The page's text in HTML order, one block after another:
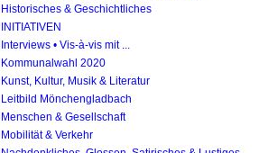
Historisches & Geschichtliches
INITIATIVEN
Interviews • Vis-à-vis mit ...
Kommunalwahl 2020
Kunst, Kultur, Musik & Literatur
Leitbild Mönchengladbach
Menschen & Gesellschaft
Mobilität & Verkehr